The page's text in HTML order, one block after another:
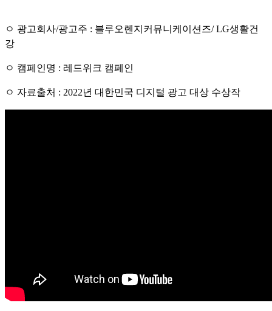
ㅇ 광고회사/광고주 : 블루오렌지커뮤니케이션즈/ LG생활건
강
ㅇ 캠페인명 : 레드위크 캠페인
ㅇ 자료출처 : 2022년 대한민국 디지털 광고 대상 수상작